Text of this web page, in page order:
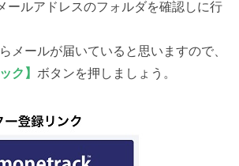
ールアドレスのフォルダを確認しに行
メールが届いていると思いますので、
ク】 ボタンを押しましょう。